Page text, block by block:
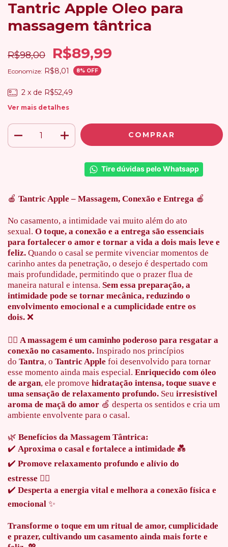
Tantric Apple Oleo para
massagem tântrica
R$98,00 R$89,99
Economize: R$8,01 8% OFF
2 x de R$52,49
Ver mais detalhes
Tire dúvidas pelo Whatsapp
🍎 Tantric Apple – Massagem, Conexão e Entrega 🍎
No casamento, a intimidade vai muito além do ato
sexual. O toque, a conexão e a entrega são essenciais
para fortalecer o amor e tornar a vida a dois mais leve e
feliz. Quando o casal se permite vivenciar momentos de
carinho antes da penetração, o desejo é despertado com
mais profundidade, permitindo que o prazer flua de
maneira natural e intensa. Sem essa preparação, a
intimidade pode se tornar mecânica, reduzindo o
envolvimento emocional e a cumplicidade entre os
dois. ❌
💆‍♂️ A massagem é um caminho poderoso para resgatar a
conexão no casamento. Inspirado nos princípios
do Tantra, o Tantric Apple foi desenvolvido para tornar
esse momento ainda mais especial. Enriquecido com óleo
de argan, ele promove hidratação intensa, toque suave e
uma sensação de relaxamento profundo. Seu irresistível
aroma de maçã do amor 🍏 desperta os sentidos e cria um
ambiente envolvente para o casal.
🌿 Benefícios da Massagem Tântrica:
✔️ Aproxima o casal e fortalece a intimidade 💑
✔️ Promove relaxamento profundo e alívio do
estresse 🧘‍♀️
✔️ Desperta a energia vital e melhora a conexão física e
emocional ✨
Transforme o toque em um ritual de amor, cumplicidade
e prazer, cultivando um casamento ainda mais forte e